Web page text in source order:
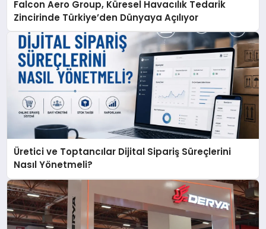
Falcon Aero Group, Küresel Havacılık Tedarik
Zincirinde Türkiye’den Dünyaya Açılıyor
Üretici ve Toptancılar Dijital Sipariş Süreçlerini
Nasıl Yönetmeli?